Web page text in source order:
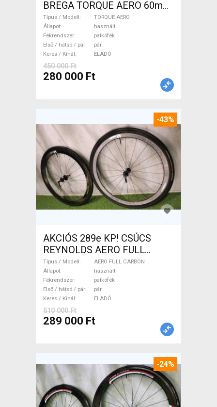
BREGA TORQUE AERO 60mm
CARBON Carbon agyak
-1.430gr! TORQUE AERO
Országúti / Gravel / Triatlon
Alkatrész, Országúti Kerék /
Felni / Gumi használt ELADÓ
Típus / Modell
TORQUE AERO
Állapot
használt
Fékrendszer
patkófék
Első / hátsó / pár
pár
Keres / Kínál
ELADÓ
450 000 Ft
280 000 Ft
-43%
AKCIÓS 289e KP! CSÚCS
REYNOLDS AERO FULL
CARBON kerékszett AERO
FULL CARBON Országúti /
Gravel / Triatlon Alkatrész,
Országúti Kerék / Felni / Gumi
használt ELADÓ
Típus / Modell
AERO FULL CARBON
Állapot
használt
Fékrendszer
patkófék
Első / hátsó / pár
pár
Keres / Kínál
ELADÓ
510 000 Ft
289 000 Ft
-24%